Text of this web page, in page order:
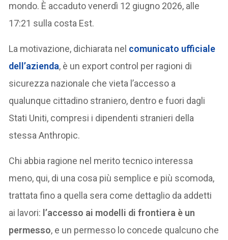
mondo. È accaduto venerdì 12 giugno 2026, alle
17:21 sulla costa Est.
La motivazione, dichiarata nel comunicato ufficiale
dell’azienda, è un export control per ragioni di
sicurezza nazionale che vieta l’accesso a
qualunque cittadino straniero, dentro e fuori dagli
Stati Uniti, compresi i dipendenti stranieri della
stessa Anthropic.
Chi abbia ragione nel merito tecnico interessa
meno, qui, di una cosa più semplice e più scomoda,
trattata fino a quella sera come dettaglio da addetti
ai lavori: l’accesso ai modelli di frontiera è un
permesso, e un permesso lo concede qualcuno che